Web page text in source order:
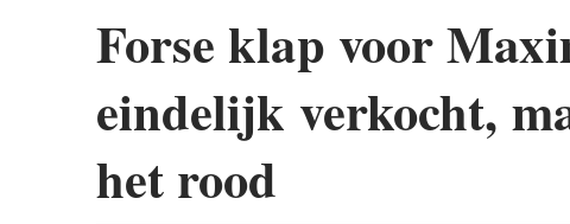
Forse klap voor
eindelijk verkocht,
het rood